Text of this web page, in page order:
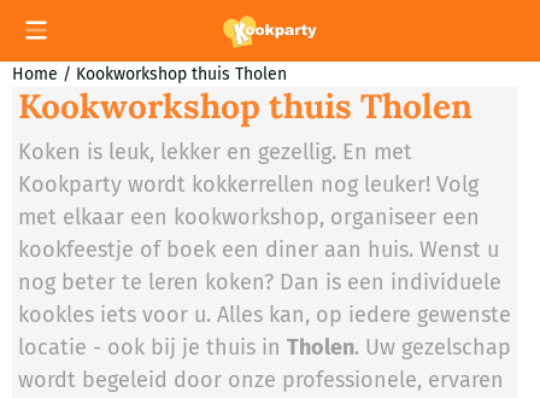
Cookievoorkeuren zijn momenteel gesloten.
Home / Kookworkshop thuis Tholen
Kookworkshop thuis Tholen
Koken is leuk, lekker en gezellig. En met
Kookparty wordt kokkerrellen nog leuker! Volg
met elkaar een kookworkshop, organiseer een
kookfeestje of boek een diner aan huis. Wenst u
nog beter te leren koken? Dan is een individuele
kookles iets voor u. Alles kan, op iedere gewenste
locatie - ook bij je thuis in Tholen. Uw gezelschap
wordt begeleid door onze professionele, ervaren